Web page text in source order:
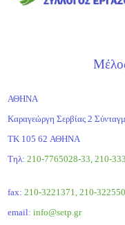
ΑΘΗΝΑ
Καραγεώργη Σερβίας 2
ΤΚ 105 62
Τηλ: 210-7765028-33, 210-
fax: 210-3221371, 210-
email: info@setp.gr